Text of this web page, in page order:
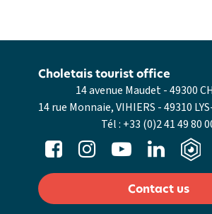
14 avenue Maudet - 49300
14 rue Monnaie, VIHIERS - 49310
Tél : +33 (0)2 41 49 80
Choletais tourist office
Contact us